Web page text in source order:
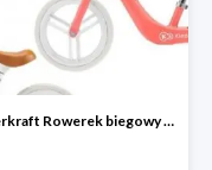
Kinderkraft Rowerek biegowy Fly